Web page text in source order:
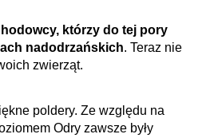
którzy do tej pory
nadodrzańskich. Teraz nie
zwierząt.
poldery. Ze względu na
Odry zawsze były